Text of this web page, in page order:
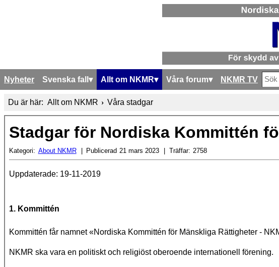
Nyheter Svenska fall Allt om NKMR Våra forum NKMR TV
Sök
Du är här: Allt om NKMR Våra stadgar
Stadgar för Nordiska Kommittén
Kategori: About NKMR Publicerad 21 mars 2023 Träffar: 2758
Uppdaterade: 19-11-2019
1. Kommittén
Kommittén får namnet «Nordiska Kommittén för Mänskliga Rättigheter -
NKMR ska vara en politiskt och religiöst oberoende internationell förening.